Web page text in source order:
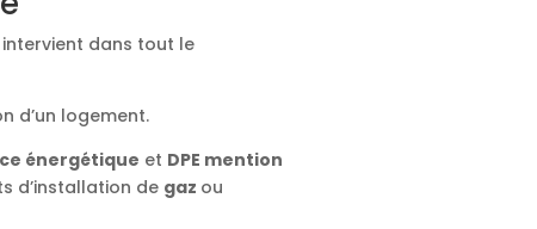
dans tout le
d’un logement.
énergétique et DPE mention
d’installation de gaz ou